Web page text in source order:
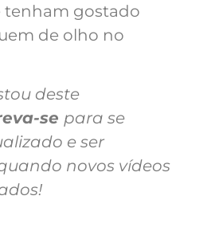
tenham gostado
de olho no
deste
se para se
e ser
novos vídeos